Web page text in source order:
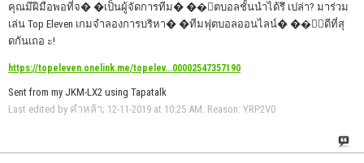
คุณมีฝีมือพอที่จ� �เป็นผู้จัดการทีม� ��ุตบอลชั้นนำได้รึ เปล่า? มาร่วม
เล่น Top Eleven เกมจำลองการบริหา� �ทีมฟุตบอลออนไลน์� ��ี่ดีที่สุ
ดกันเถอ ะ!
https://topeleven.onelink.me/topelev...00002547357190
Sent from my JKM-LX2 using Tapatalk
Last edited by คำหล้า; 12-11-2019 at 10:25 AM Reason: YRP2V0